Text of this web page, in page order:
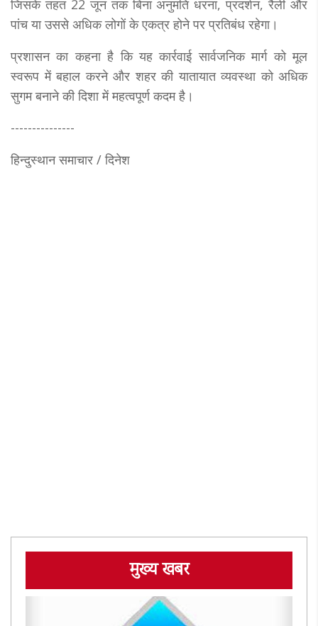
जिसके तहत 22 जून तक बिना अनुमति धरना, प्रदर्शन, रैली और
पांच या उससे अधिक लोगों के एकत्र होने पर प्रतिबंध रहेगा।
प्रशासन का कहना है कि यह कार्रवाई सार्वजनिक मार्ग को मूल
स्वरूप में बहाल करने और शहर की यातायात व्यवस्था को अधिक
सुगम बनाने की दिशा में महत्वपूर्ण कदम है।
---------------
हिन्दुस्थान समाचार / दिनेश
मुख्य खबर